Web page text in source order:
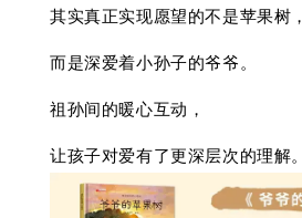
其实真正实现愿望的不是苹果树，
而是深爱着小孙子的爷爷。
祖孙间的暖心互动，
让孩子对爱有了更深层次的理解。